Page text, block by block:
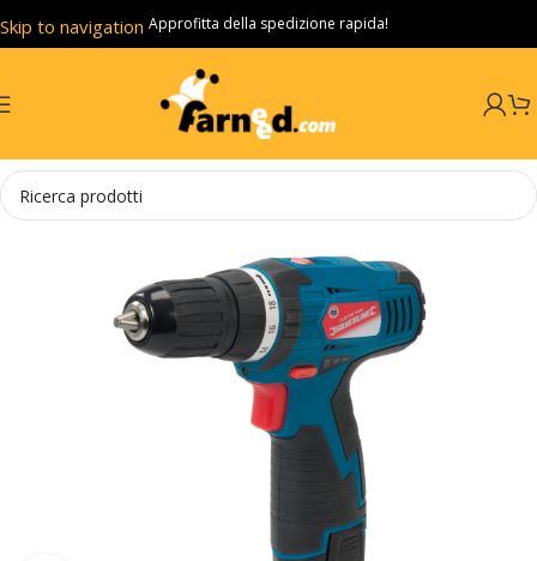
Skip to navigation
Skip to main content
Approfitta della spedizione rapida!